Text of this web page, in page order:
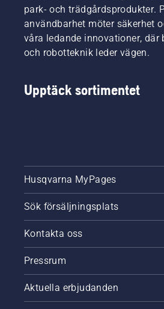
otroligt
höga
krav på
sin
utrustning.
park- och trädgårdsprodukter.
användbarhet möter säkerhet
våra ledande innovationer, där
och robotteknik leder vägen.
Upptäck sortimentet
Husqvarna MyPages
Sök försäljningsplats
Kontakta oss
Pressrum
Aktuella erbjudanden